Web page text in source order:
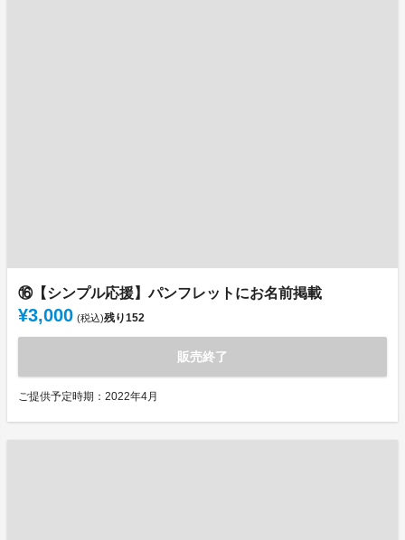
⑯【シンプル応援】パンフレットにお名前掲載
¥3,000 (税込)残り152
販売終了
ご提供予定時期：2022年4月